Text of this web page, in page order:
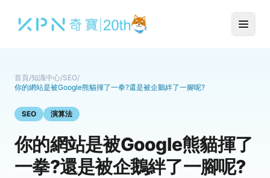
首頁/知識中心/SEO/
你的網站是被Google熊貓揮了一拳?還是被企鵝絆了一腳呢?
SEO 演算法
你的網站是被Google熊貓揮了
一拳?還是被企鵝絆了一腳呢?